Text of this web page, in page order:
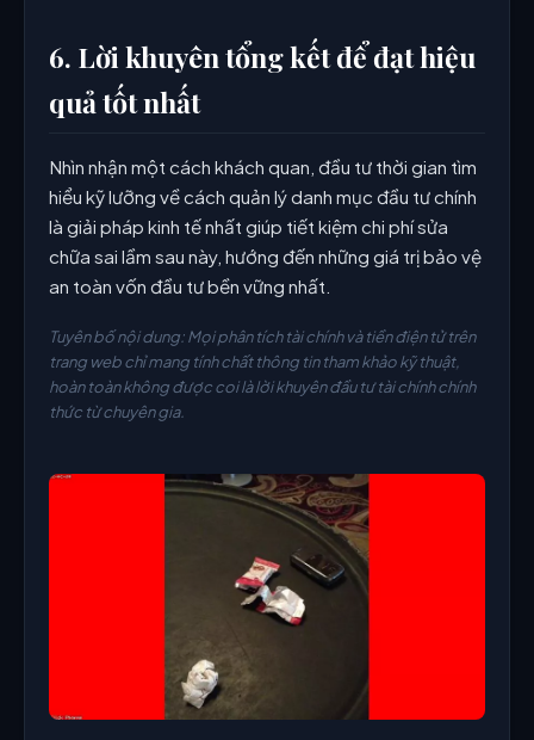
6. Lời khuyên tổng kết để đạt hiệu
quả tốt nhất
Nhìn nhận một cách khách quan, đầu tư thời gian tìm
hiểu kỹ lưỡng về cách quản lý danh mục đầu tư chính
là giải pháp kinh tế nhất giúp tiết kiệm chi phí sửa
chữa sai lầm sau này, hướng đến những giá trị bảo vệ
an toàn vốn đầu tư bền vững nhất.
Tuyên bố nội dung: Mọi phân tích tài chính và tiền điện tử trên
trang web chỉ mang tính chất thông tin tham khảo kỹ thuật,
hoàn toàn không được coi là lời khuyên đầu tư tài chính chính
thức từ chuyên gia.